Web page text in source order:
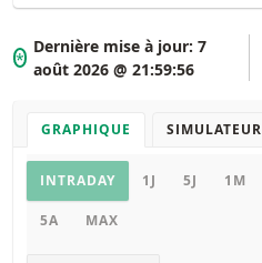
*
Dernière mise à jour:7
août 2026 @ 21:59:56
GRAPHIQUE SIMULATEUR
Graphique
INTRADAY 1J 5J 1M
5A MAX